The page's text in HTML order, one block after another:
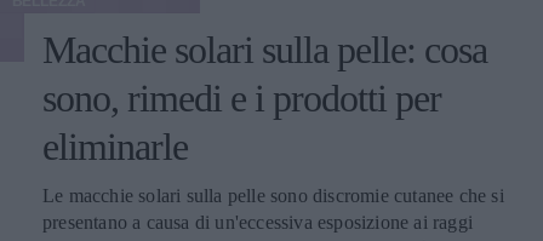
Macchie solari sulla pelle: cosa
sono, rimedi e i prodotti per
eliminarle
Le macchie solari sulla pelle sono discromie cutanee che si
presentano a causa di un'eccessiva esposizione ai raggi